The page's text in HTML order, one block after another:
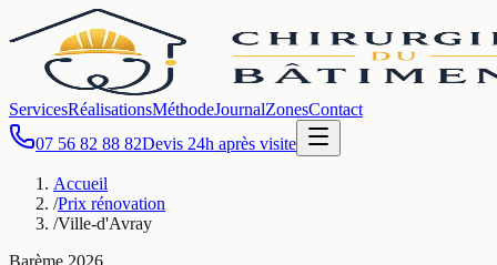
ServicesRéalisationsMéthodeJournalZonesContact
07 56 82 88 82Devis 24h après visite
Accueil
/Prix rénovation
/Ville-d'Avray
Barème 2026